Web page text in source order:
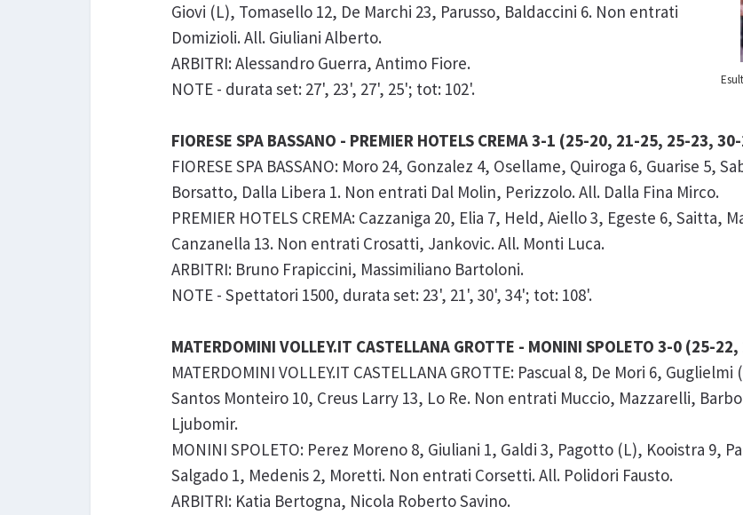
Giovi (L), Tomasello 12, De Marchi 23, Parusso, Baldaccini 6. Non entrati
Domizioli. All. Giuliani Alberto.
ARBITRI: Alessandro Guerra, Antimo Fiore.
NOTE - durata set: 27', 23', 27', 25'; tot: 102'.
FIORESE SPA BASSANO - PREMIER HOTELS CREMA 3-1 (25-20, 21-25, 25-23,
FIORESE SPA BASSANO: Moro 24, Gonzalez 4, Osellame, Quiroga 6, Guarise 5,
Borsatto, Dalla Libera 1. Non entrati Dal Molin, Perizzolo. All. Dalla Fina Mirco.
PREMIER HOTELS CREMA: Cazzaniga 20, Elia 7, Held, Aiello 3, Egeste 6, Saitta,
Canzanella 13. Non entrati Crosatti, Jankovic. All. Monti Luca.
ARBITRI: Bruno Frapiccini, Massimiliano Bartoloni.
NOTE - Spettatori 1500, durata set: 23', 21', 30', 34'; tot: 108'.
MATERDOMINI VOLLEY.IT CASTELLANA GROTTE - MONINI SPOLETO 3-0 (25-
MATERDOMINI VOLLEY.IT CASTELLANA GROTTE: Pascual 8, De Mori 6,
Santos Monteiro 10, Creus Larry 13, Lo Re. Non entrati Muccio, Mazzarelli,
Ljubomir.
MONINI SPOLETO: Perez Moreno 8, Giuliani 1, Galdi 3, Pagotto (L), Kooistra 9,
Salgado 1, Medenis 2, Moretti. Non entrati Corsetti. All. Polidori Fausto.
ARBITRI: Katia Bertogna, Nicola Roberto Savino.